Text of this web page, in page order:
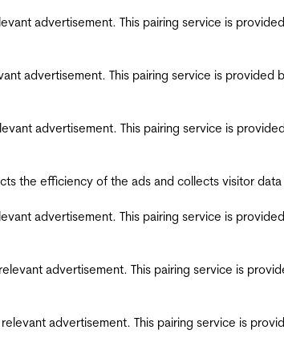
advertisement. This pairing service is
advertisement. This pairing service is provided
advertisement. This pairing service is
the efficiency of the ads and collects visitor
advertisement. This pairing service is
advertisement. This pairing service is
advertisement. This pairing service is